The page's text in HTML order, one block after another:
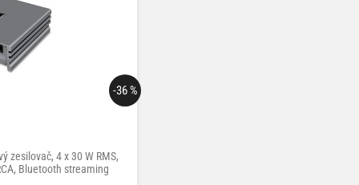
-36 %
zesilovač, 4 x 30 W RMS,
Bluetooth streaming